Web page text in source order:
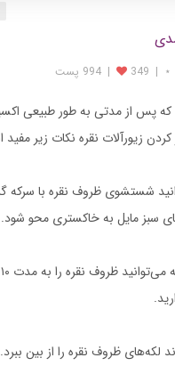
⋆
|
349
| 994 پست
که پس از مدتی به طور طبیعی
زیورآلات نقره نکات زیر
شستشوی ظروف نقره با سرکه
سبز مایل به خاکستری محو شود.